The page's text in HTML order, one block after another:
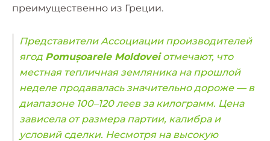
преимущественно из Греции.
Представители Ассоциации производителей
ягод Pomușoarele Moldoveiотмечают, что
местная тепличная земляника на прошлой
неделе продавалась значительно дороже — в
диапазоне 100–120 леев за килограмм. Цена
зависела от размера партии, калибра и
условий сделки. Несмотря на высокую